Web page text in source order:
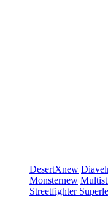
DesertXnew Diavel
Monsternew
Streetfighter